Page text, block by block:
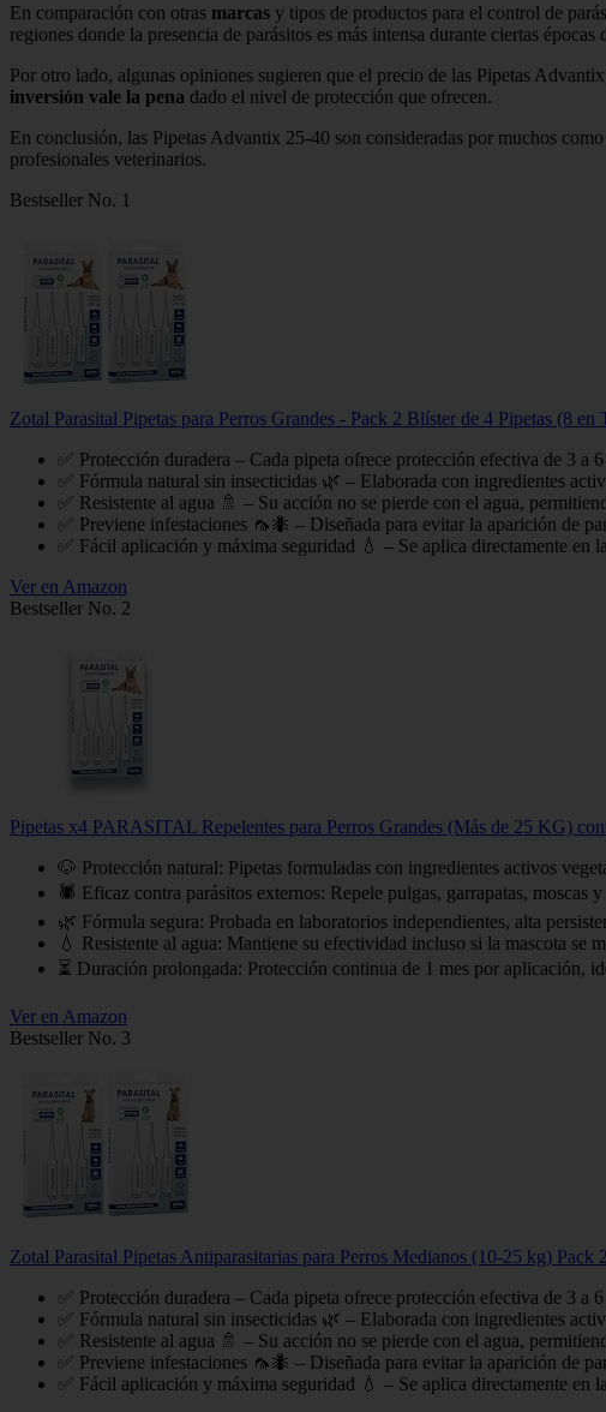
En comparación con otras marcas y tipos de productos para el control de
regiones donde la presencia de parásitos es más intensa durante ciertas épocas
Por otro lado, algunas opiniones sugieren que el precio de las Pipetas
inversión vale la pena dado el nivel de protección que ofrecen.
En conclusión, las Pipetas Advantix 25-40 son consideradas por muchos
profesionales veterinarios.
Bestseller No. 1
Zotal Parasital Pipetas para Perros Grandes - Pack 2 Blíster de 4 Pipetas (8
✅ Protección duradera – Cada pipeta ofrece protección efectiva de 3 a
✅ Fórmula natural sin insecticidas 🌿 – Elaborada con ingredientes
✅ Resistente al agua 🚿 – Su acción no se pierde con el agua,
✅ Previene infestaciones 🦟🐜 – Diseñada para evitar la aparición de
✅ Fácil aplicación y máxima seguridad 💧 – Se aplica directamente en
Ver en Amazon
Bestseller No. 2
Pipetas x4 PARASITAL Repelentes para Perros Grandes (Más de 25 KG)
🐶 Protección natural: Pipetas formuladas con ingredientes activos
🕷️ Eficaz contra parásitos externos: Repele pulgas, garrapatas,
🌿 Fórmula segura: Probada en laboratorios independientes, alta
💧 Resistente al agua: Mantiene su efectividad incluso si la mascota se
⏳ Duración prolongada: Protección continua de 1 mes por aplicación,
Ver en Amazon
Bestseller No. 3
Zotal Parasital Pipetas Antiparasitarias para Perros Medianos (10-25 kg)
✅ Protección duradera – Cada pipeta ofrece protección efectiva de 3 a
✅ Fórmula natural sin insecticidas 🌿 – Elaborada con ingredientes
✅ Resistente al agua 🚿 – Su acción no se pierde con el agua,
✅ Previene infestaciones 🦟🐜 – Diseñada para evitar la aparición de
✅ Fácil aplicación y máxima seguridad 💧 – Se aplica directamente en